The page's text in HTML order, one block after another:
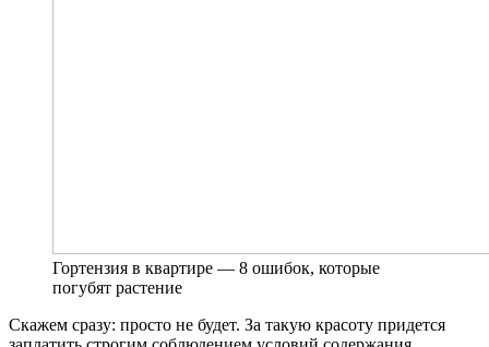
Гортензия в квартире — 8 ошибок, которые
погубят растение
Cкажем сразу: просто не будет. За такую красоту придется